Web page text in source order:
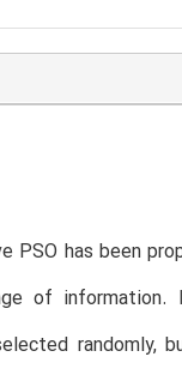
PSO has been
of